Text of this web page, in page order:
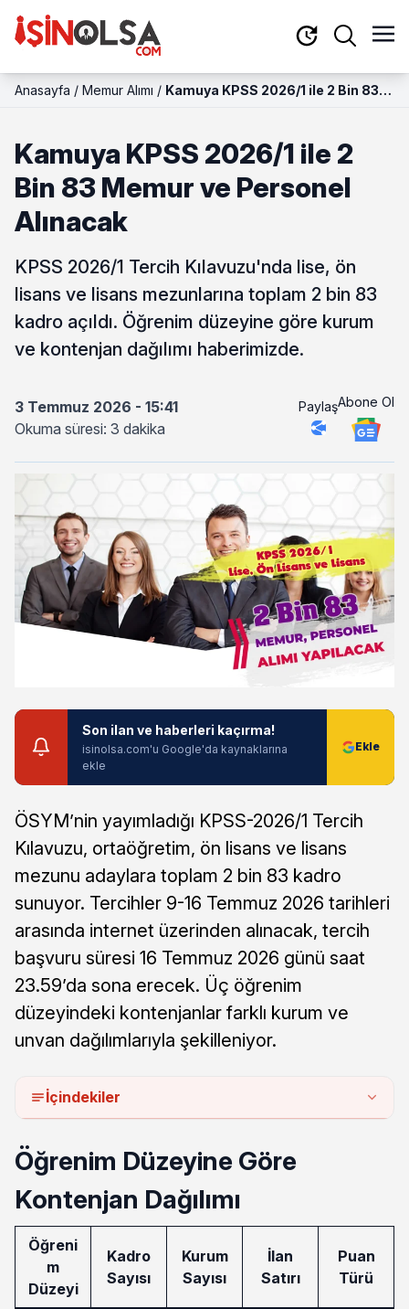
Anasayfa / Memur Alımı / Kamuya KPSS 2026/1 ile 2 Bin 83
Kamuya KPSS 2026/1 ile 2
Bin 83 Memur ve Personel
Alınacak
KPSS 2026/1 Tercih Kılavuzu'nda lise, ön
lisans ve lisans mezunlarına toplam 2 bin 83
kadro açıldı. Öğrenim düzeyine göre kurum
ve kontenjan dağılımı haberimizde.
3 Temmuz 2026 - 15:41
Okuma süresi: 3 dakika
PaylaşAbone Ol
Son ilan ve haberleri kaçırma!
isinolsa.com'u Google'da kaynaklarına
ekle
ÖSYM’nin yayımladığı KPSS-2026/1 Tercih
Kılavuzu, ortaöğretim, ön lisans ve lisans
mezunu adaylara toplam 2 bin 83 kadro
sunuyor. Tercihler 9-16 Temmuz 2026 tarihleri
arasında internet üzerinden alınacak, tercih
başvuru süresi 16 Temmuz 2026 günü saat
23.59’da sona erecek. Üç öğrenim
düzeyindeki kontenjanlar farklı kurum ve
unvan dağılımlarıyla şekilleniyor.
İçindekiler
Öğrenim Düzeyine Göre
Kontenjan Dağılımı
Öğreni
m
Düzeyi
Kadro
Sayısı
Kurum
Sayısı
İlan
Satırı
Puan
Türü